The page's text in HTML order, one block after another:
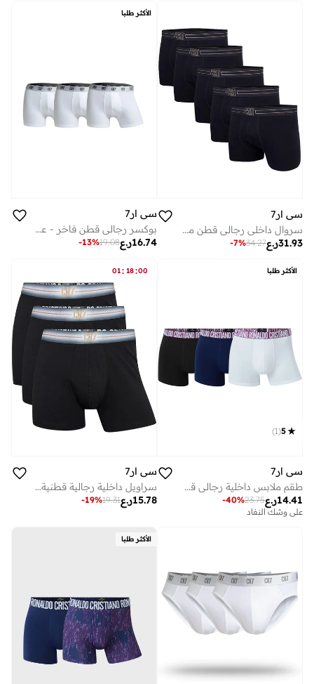
سي ار7
سروال داخلي رجالي قطن مطاطي قطع - بوكسر بريف أسود فاخر بحزام خصر بتوقيع ذهبي - طقم ملابس داخلية مريح وداعم وأنيق
ر.ع31.93
34.27
-7%
الأكثر طلبا
سي ار7
بوكسر رجالي قطن فاخر - عبوة من - أبيض بالكامل - مجموعة كريستيانو رونالدو المميزة - مريح وداعم وأنيق
ر.ع16.74
19.08
-13%
الأكثر طلبا
5
(
1
)
سي ار7
طقم ملابس داخلية رجالي قطن مريح بخصر أنيق قطع
ر.ع14.41
23.75
-40%
على وشك النفاد
01: 18:00
سي ار7
سراويل داخلية رجالية قطنية - عبوة من قطع بوكسر بريف مريحة قابلة للتمدد من كريستيانو رونالدو - أساسيات ملابس داخلية ناعمة تسمح بالتهوية
ر.ع15.78
19.31
-19%
الأكثر طلبا